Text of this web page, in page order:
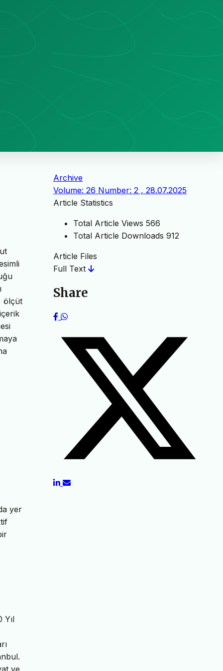
ölçüt
yer
Yıl
Archive
Volume: 26 Number: 2 , 28.07.2025
Article Statistics
Total Article Views 566
Total Article Downloads 912
Article Files
Full Text
Share